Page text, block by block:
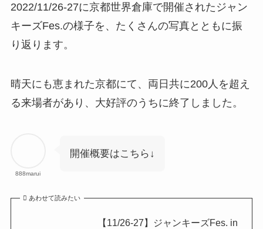
2022/11/26-27に京都世界倉庫で開催されたジャン
キーズFes.の様子を、たくさんの写真とともに振
り返ります。
晴天にも恵まれた京都にて、両日共に200人を超え
る来場者があり、大好評のうちに終了しました。
888marui
開催概要はこちら↓
あわせて読みたい
【11/26-27】ジャンキーズFes. in